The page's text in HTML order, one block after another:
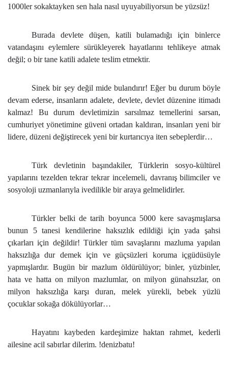
1000ler sokaktayken sen hala nasıl uyuyabiliyorsun be yüzsüz!
Burada devlete düşen, katili bulamadığı için binlerce
vatandaşını eylemlere sürükleyerek hayatlarını tehlikeye atmak
değil; o bir tane katili adalete teslim etmektir.
Sinek bir şey değil mide bulandırır! Eğer bu durum böyle
devam ederse, insanların adalete, devlete, devlet düzenine itimadı
kalmaz! Bu durum devletimizin sarsılmaz temellerini sarsan,
cumhuriyet yönetimine güveni ortadan kaldıran, insanları yeni bir
lidere, düzeni değiştirecek yeni bir kurtarıcıya iten sebeplerdir…
Türk devletinin başındakiler, Türklerin sosyo-kültürel
yapılarını tezelden tekrar tekrar incelemeli, davranış bilimciler ve
sosyoloji uzmanlarıyla ivedilikle bir araya gelmelidirler.
Türkler belki de tarih boyunca 5000 kere savaşmışlarsa
bunun 5 tanesi kendilerine haksızlık edildiği için yada şahsi
çıkarları için değildir! Türkler tüm savaşlarını mazluma yapılan
haksızlığa dur demek için ve güçsüzleri koruma içgüdüsüyle
yapmışlardır. Bugün bir mazlum öldürülüyor; binler, yüzbinler,
hata ve hatta on milyon mazlumlar, on milyon günahsızlar, on
milyon haksızlığa karşı duran, melek yürekli, bebek yüzlü
çocuklar sokağa dökülüyorlar…
Hayatını kaybeden kardeşimize haktan rahmet, kederli
ailesine acil sabırlar dilerim. !denizbatu!